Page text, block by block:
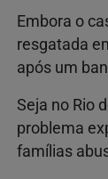
Embora o
resgatada
após um
Seja no Rio
problema
famílias